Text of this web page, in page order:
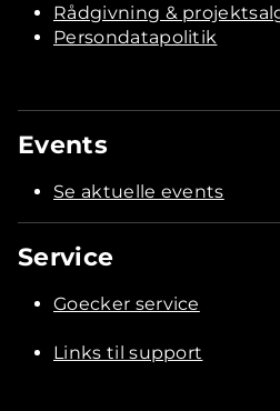
Rådgivning &
Persondatapolitik
Events
Se aktuelle events
Service
Goecker service
Links til support